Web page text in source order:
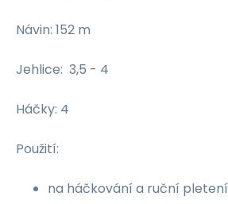
Návin: 152 m
Jehlice: 3,5 - 4
Háčky: 4
Použití:
na háčkování a ruční pletení